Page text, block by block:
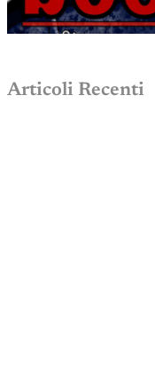
Articoli Recenti